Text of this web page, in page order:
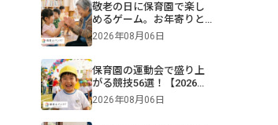
敬老の日に保育園で楽し
めるゲーム。お年寄りと
交流できる遊びや伝承遊
2026年08月06日
保育園の運動会で盛り上
がる競技56選！【2026年
版】0・1・2・3・4・5歳
児別・ねらいや親子競
2026年08月06日